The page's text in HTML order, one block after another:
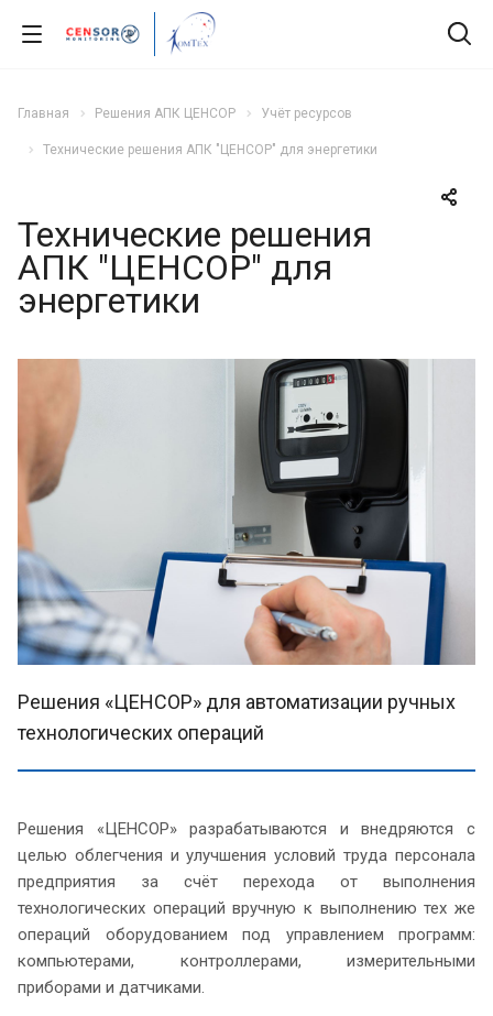
Главная Решения АПК ЦЕНСОР Учёт ресурсов
Технические решения АПК "ЦЕНСОР" для энергетики
Технические решения
АПК "ЦЕНСОР" для
энергетики
Решения «ЦЕНСОР» для автоматизации ручных
технологических операций
Решения «ЦЕНСОР» разрабатываются и внедряются с
целью облегчения и улучшения условий труда персонала
предприятия за счёт перехода от выполнения
технологических операций вручную к выполнению тех же
операций оборудованием под управлением программ:
компьютерами, контроллерами, измерительными
приборами и датчиками.